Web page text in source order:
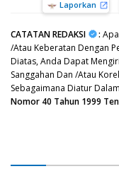
Laporkan
CATATAN REDAKSI :
/Atau Keberatan Dengan
Diatas, Anda Dapat
Sanggahan Dan /Atau
Sebagaimana Diatur Dalam
Nomor 40 Tahun 1999